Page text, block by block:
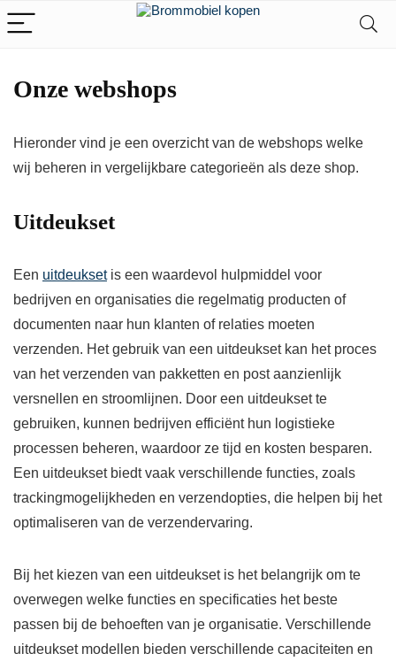
Onze webshops
Hieronder vind je een overzicht van de webshops welke
wij beheren in vergelijkbare categorieën als deze shop.
Uitdeukset
Een uitdeuksetis een waardevol hulpmiddel voor
bedrijven en organisaties die regelmatig producten of
documenten naar hun klanten of relaties moeten
verzenden. Het gebruik van een uitdeukset kan het proces
van het verzenden van pakketten en post aanzienlijk
versnellen en stroomlijnen. Door een uitdeukset te
gebruiken, kunnen bedrijven efficiënt hun logistieke
processen beheren, waardoor ze tijd en kosten besparen.
Een uitdeukset biedt vaak verschillende functies, zoals
trackingmogelijkheden en verzendopties, die helpen bij het
optimaliseren van de verzendervaring.
Bij het kiezen van een uitdeukset is het belangrijk om te
overwegen welke functies en specificaties het beste
passen bij de behoeften van je organisatie. Verschillende
uitdeukset modellen bieden verschillende capaciteiten en